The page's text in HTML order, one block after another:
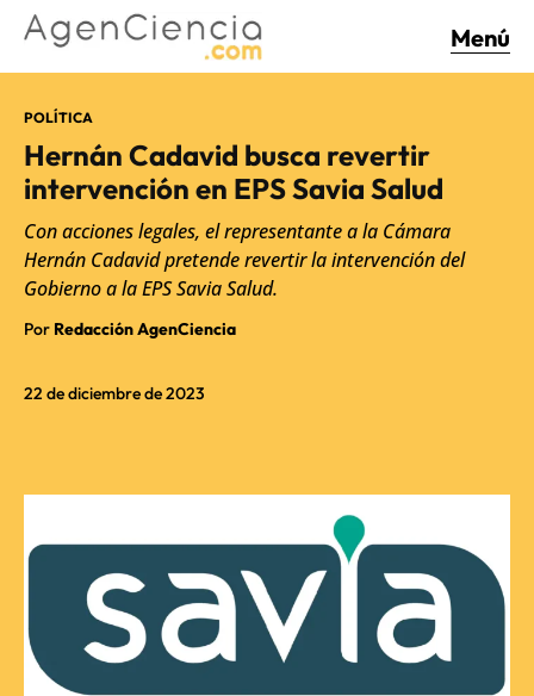
Menú
22 de diciembre de 2023
POLÍTICA
Hernán Cadavid busca revertir
intervención en EPS Savia Salud
Con acciones legales, el representante a la Cámara
Hernán Cadavid pretende revertir la intervención del
Gobierno a la EPS Savia Salud.
Por Redacción AgenCiencia